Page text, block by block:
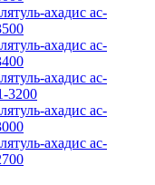
ахадис ас-
ахадис ас-
ахадис ас-
3200
ахадис ас-
ахадис ас-